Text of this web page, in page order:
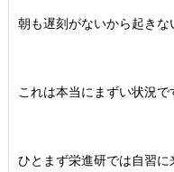
朝も遅刻がないから起きな
これは本当にまずい状況で
ひとまず栄進研では自習に